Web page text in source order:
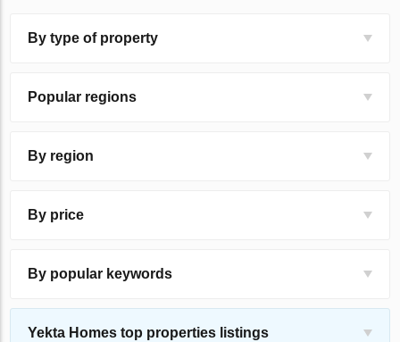
By type of property
Popular regions
By region
By price
By popular keywords
Yekta Homes top properties listings